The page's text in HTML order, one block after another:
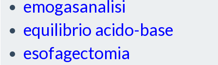
emogasanalisi
equilibrio acido-base
esofagectomia